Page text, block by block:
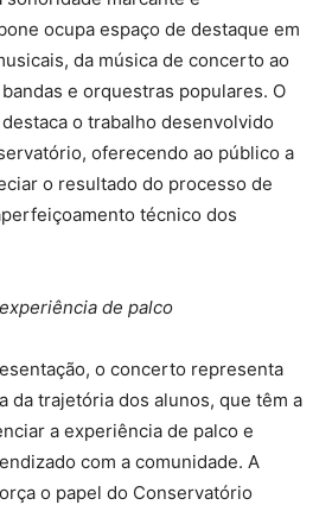
ocupa espaço de destaque em
da música de concerto ao
e orquestras populares. O
o trabalho desenvolvido
oferecendo ao público a
o resultado do processo de
técnico dos
de palco
o concerto representa
da trajetória dos alunos, que têm a
a experiência de palco e
com a comunidade. A
o papel do Conservatório